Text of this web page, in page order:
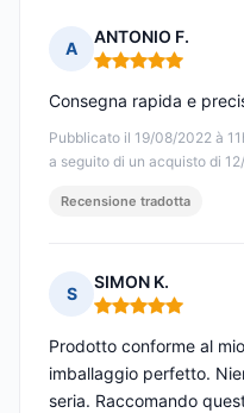
A
ANTONIO F.
Nota: 5 su 5
Pubblicato il 19/08/2022 à
a seguito di un acquisto di
Consegna rapida e
Recensione tradotta
S
SIMON K.
Nota: 5 su 5
Prodotto conforme al
imballaggio perfetto.
seria. Raccomando